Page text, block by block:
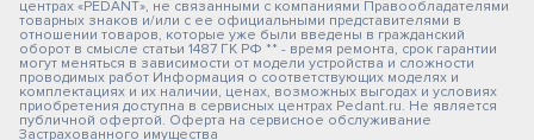
центрах «PEDANT», не связанными с компаниями Правообладателями
товарных знаков и/или с ее официальными представителями в
отношении товаров, которые уже были введены в гражданский
оборот в смысле статьи 1487 ГК РФ ** - время ремонта, срок гарантии
могут меняться в зависимости от модели устройства и сложности
проводимых работ Информация о соответствующих моделях и
комплектациях и их наличии, ценах, возможных выгодах и условиях
приобретения доступна в сервисных центрах Pedant.ru. Не является
публичной офертой. Оферта на сервисное обслуживание
Застрахованного имущества